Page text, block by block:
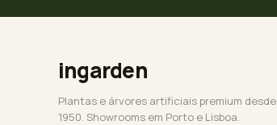
ingarden
Plantas e árvores artificiais premium desde
1950. Showrooms em Porto e Lisboa.